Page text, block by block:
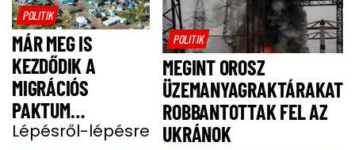
POLITIK
MÁR MEG IS
KEZDŐDIK A
MIGRÁCIÓS
PAKTUM
BEVEZETÉSE
Lépésről-lépésre
POLITIK
MEGINT OROSZ
ÜZEMANYAGRAKTÁRAKAT
ROBBANTOTTAK FEL AZ
UKRÁNOK